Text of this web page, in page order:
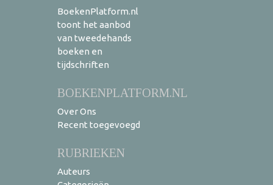
BoekenPlatform.nl
toont het aanbod
van tweedehands
boeken en
tijdschriften
BOEKENPLATFORM.NL
Over Ons
Recent toegevoegd
RUBRIEKEN
Auteurs